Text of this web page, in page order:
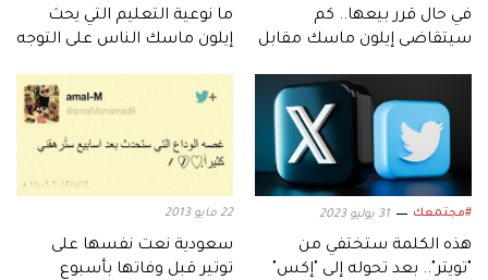
في حال قرر بيعها.. كم
سيتقاضى إيلون ماسك مقابل
ما نوعية التعليم التي يحث
إيلون ماسك الناس على التوجه
#مجتمعك 31 يوليو 2023
هذه الكلمة ستختفي من
"تويتر".. بعد تحوله إلى "إكس"
22 مايو 2013
سعودية نعت نفسها على
توتير قبل وفاتها بأسبوع